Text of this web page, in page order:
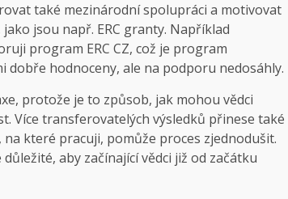
také mezinárodní spolupráci a motivovat
jsou např. ERC granty. Například
program ERC CZ, což je program
dobře hodnoceny, ale na podporu nedosáhly.
protože je to způsob, jak mohou vědci
Více transferovatelých výsledků přinese také
které pracuji, pomůže proces zjednodušit.
aby začínající vědci již od začátku